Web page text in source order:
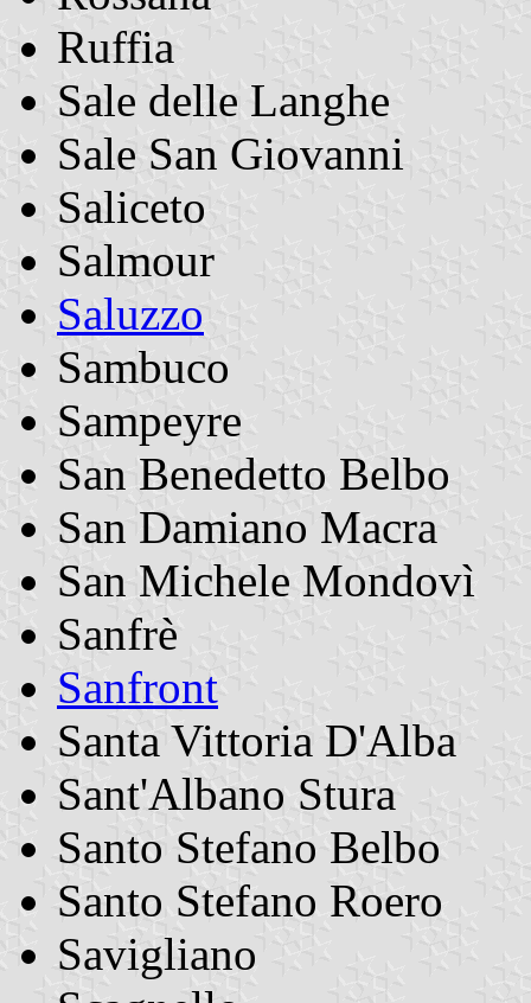
Ruffia
Sale delle Langhe
Sale San Giovanni
Saliceto
Salmour
Saluzzo
Sambuco
Sampeyre
San Benedetto Belbo
San Damiano Macra
San Michele Mondovì
Sanfrè
Sanfront
Santa Vittoria D'Alba
Sant'Albano Stura
Santo Stefano Belbo
Santo Stefano Roero
Savigliano